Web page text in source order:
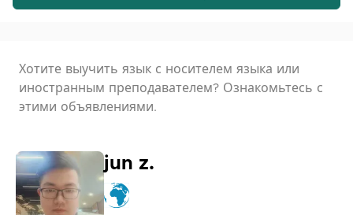
Хотите выучить язык с носителем языка или
иностранным преподавателем? Ознакомьтесь с
этими объявлениями.
jun z.